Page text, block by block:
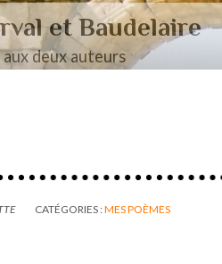
Baudelaire et
CATÉGORIES :MES POÈMES